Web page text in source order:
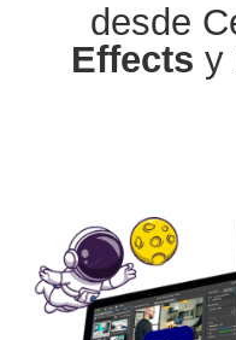
desde
Effects y